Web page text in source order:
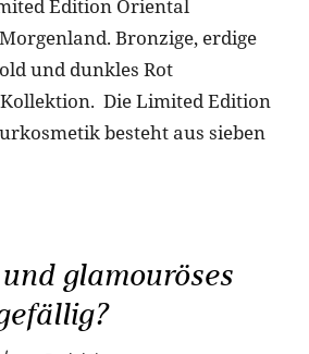
Edition Oriental
Bronzige, erdige
und dunkles Rot
Die Limited Edition
besteht aus sieben
glamouröses